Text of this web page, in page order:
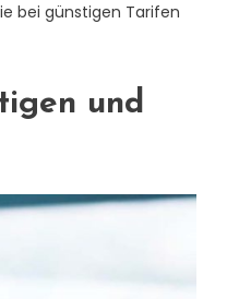
bei günstigen Tarifen
und